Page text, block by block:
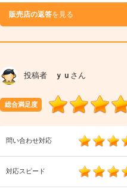
販売店の返答を見る
投稿者 ｙｕ さん
総合満足度
問い合わせ対応
対応スピード